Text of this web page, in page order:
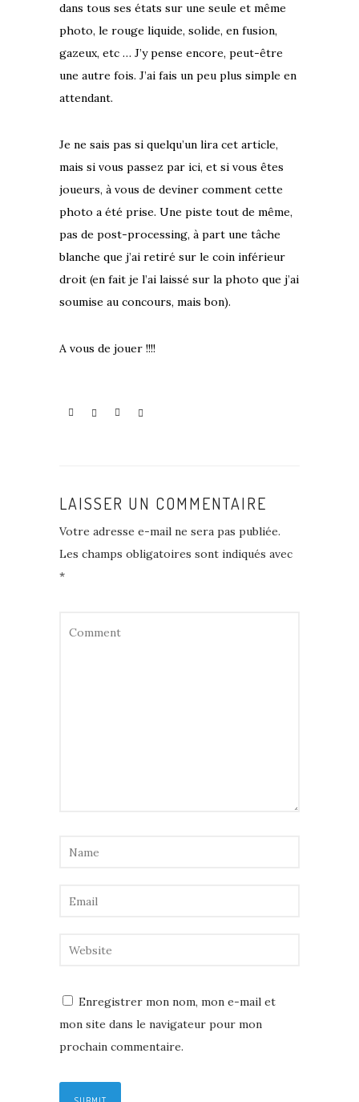
dans tous ses états sur une seule et même
photo, le rouge liquide, solide, en fusion,
gazeux, etc … J’y pense encore, peut-être
une autre fois. J’ai fais un peu plus simple en
attendant.
Je ne sais pas si quelqu’un lira cet article,
mais si vous passez par ici, et si vous êtes
joueurs, à vous de deviner comment cette
photo a été prise. Une piste tout de même,
pas de post-processing, à part une tâche
blanche que j’ai retiré sur le coin inférieur
droit (en fait je l’ai laissé sur la photo que j’ai
soumise au concours, mais bon).
A vous de jouer !!!!
LAISSER UN COMMENTAIRE
Votre adresse e-mail ne sera pas publiée.
Les champs obligatoires sont indiqués avec
*
Enregistrer mon nom, mon e-mail et
mon site dans le navigateur pour mon
prochain commentaire.